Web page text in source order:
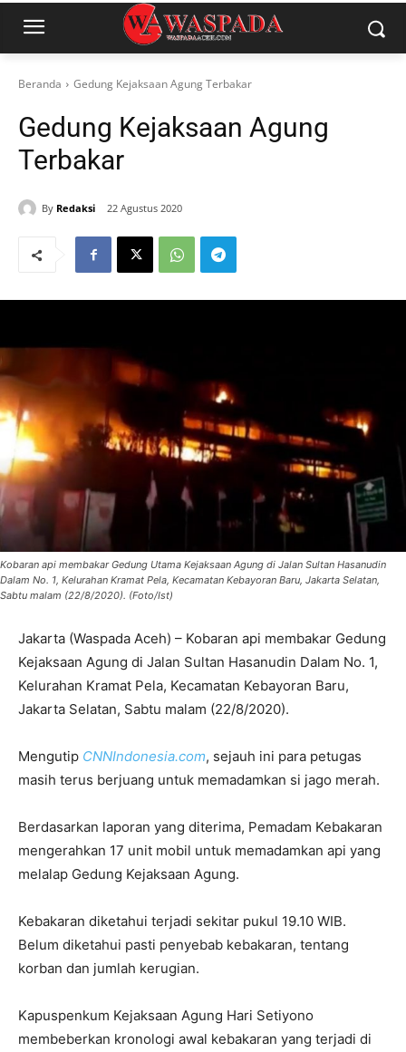
Beranda Gedung Kejaksaan Agung Terbakar
Gedung Kejaksaan Agung
Terbakar
By Redaksi 22 Agustus 2020
Kobaran api membakar Gedung Utama Kejaksaan Agung di Jalan Sultan Hasanudin
Dalam No. 1, Kelurahan Kramat Pela, Kecamatan Kebayoran Baru, Jakarta Selatan,
Sabtu malam (22/8/2020). (Foto/Ist)
Jakarta (Waspada Aceh) – Kobaran api membakar Gedung
Kejaksaan Agung di Jalan Sultan Hasanudin Dalam No. 1,
Kelurahan Kramat Pela, Kecamatan Kebayoran Baru,
Jakarta Selatan, Sabtu malam (22/8/2020).
Mengutip CNNIndonesia.com, sejauh ini para petugas
masih terus berjuang untuk memadamkan si jago merah.
Berdasarkan laporan yang diterima, Pemadam Kebakaran
mengerahkan 17 unit mobil untuk memadamkan api yang
melalap Gedung Kejaksaan Agung.
Kebakaran diketahui terjadi sekitar pukul 19.10 WIB.
Belum diketahui pasti penyebab kebakaran, tentang
korban dan jumlah kerugian.
Kapuspenkum Kejaksaan Agung Hari Setiyono
membeberkan kronologi awal kebakaran yang terjadi di